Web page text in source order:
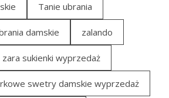
Tanie ubrania
damskie zalando
zara sukienki wyprzedaż
swetry damskie wyprzedaż